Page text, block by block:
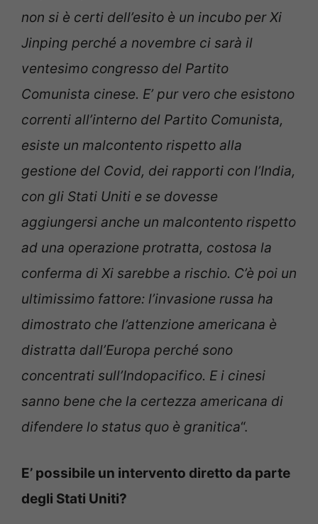
non si è certi dell’esito è un incubo per Xi
Jinping perché a novembre ci sarà il
ventesimo congresso del Partito
Comunista cinese. E’ pur vero che esistono
correnti all’interno del Partito Comunista,
esiste un malcontento rispetto alla
gestione del Covid, dei rapporti con l’India,
con gli Stati Uniti e se dovesse
aggiungersi anche un malcontento rispetto
ad una operazione protratta, costosa la
conferma di Xi sarebbe a rischio. C’è poi un
ultimissimo fattore: l’invasione russa ha
dimostrato che l’attenzione americana è
distratta dall’Europa perché sono
concentrati sull’Indopacifico. E i cinesi
sanno bene che la certezza americana di
difendere lo status quo è granitica“.
E’ possibile un intervento diretto da parte
degli Stati Uniti?